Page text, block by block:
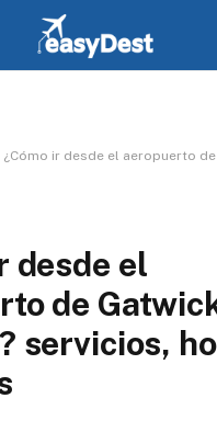
¿Cómo ir desde el aeropuerto de Gatwick a Londres?
desde el
de
servicios,